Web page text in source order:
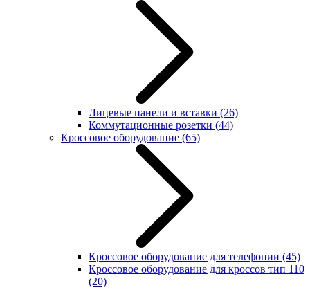
Лицевые панели и вставки (26)
Коммутационные розетки (44)
Кроссовое оборудование (65)
Кроссовое оборудование для телефонии (45)
Кроссовое оборудование для кроссов тип 110
(20)